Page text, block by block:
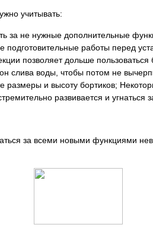
учитывать:
за не нужные дополнительные
подготовительные работы перед
позволяет дольше пользоваться
слива воды, чтобы потом не
размеры и высоту бортиков;
развивается и
за всеми новыми функциями